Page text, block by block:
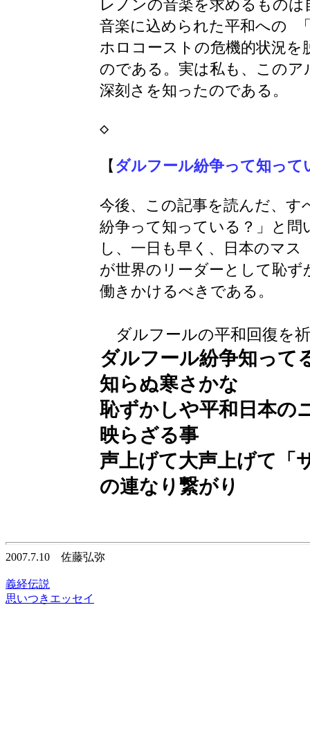
レノンの音楽を求めるもの
音楽に込められた平和への
ホロコーストの危機的状況
のである。実は私も、この
深刻さを知ったのである。
◇
【ダルフール紛争って知っ
今後、この記事を読んだ、
紛争って知っている？」と
し、一日も早く、日本のマ
が世界のリーダーとして恥
働きかけるべきである。
ダルフールの平和回復を
ダルフール紛争知って
知らぬ寒さかな
恥ずかしや平和日本の
映らざる事
声上げて大声上げて「
の連なり繋がり
2007.7.10 佐藤弘弥
義経伝説
思いつきエッセイ